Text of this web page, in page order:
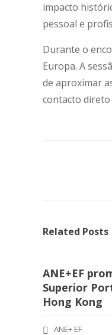
impacto
pessoal e
Durante o
Europa. A
de aproximar
contacto direto
Related Posts
ANE+EF
Superior
Hong Kong
ANE+ EF